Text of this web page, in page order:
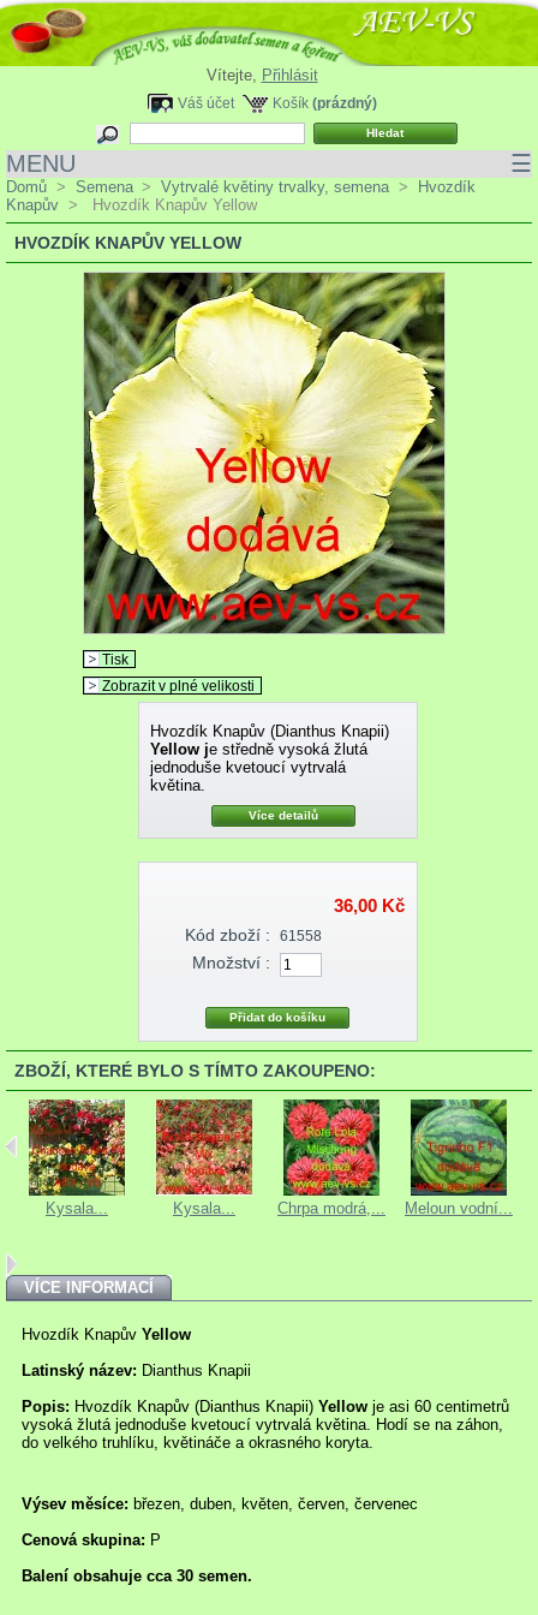
Vítejte, Přihlásit
Košík (prázdný)
Váš účet
MENU ☰
Domů > Semena > Vytrvalé květiny trvalky, semena >
Hvozdík
Knapův > Hvozdík Knapův Yellow
HVOZDÍK KNAPŮV YELLOW
Tisk
Zobrazit v plné velikosti
Hvozdík Knapův (Dianthus Knapii)
Yellow je středně vysoká žlutá
jednoduše kvetoucí vytrvalá
květina.
Více detailů
36,00 Kč
Kód zboží : 61558
Množství :
ZBOŽÍ, KTERÉ BYLO S TÍMTO ZAKOUPENO:
Kysala... Kysala... Chrpa modrá,... Meloun vodní...
VÍCE INFORMACÍ
Hvozdík Knapův Yellow
Latinský název: Dianthus Knapii
Popis: Hvozdík Knapův (Dianthus Knapii) Yellow je asi 60 centimetrů
vysoká žlutá jednoduše kvetoucí vytrvalá květina. Hodí se na záhon,
do velkého truhlíku, květináče a okrasného koryta.
Výsev měsíce: březen, duben, květen, červen, červenec
Cenová skupina: P
Balení obsahuje cca 30 semen.